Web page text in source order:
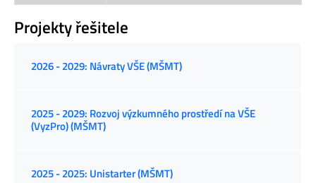
Projekty řešitele
2026 - 2029: Návraty VŠE (MŠMT)
2025 - 2029: Rozvoj výzkumného prostředí na VŠE
(VyzPro) (MŠMT)
2025 - 2025: Unistarter (MŠMT)